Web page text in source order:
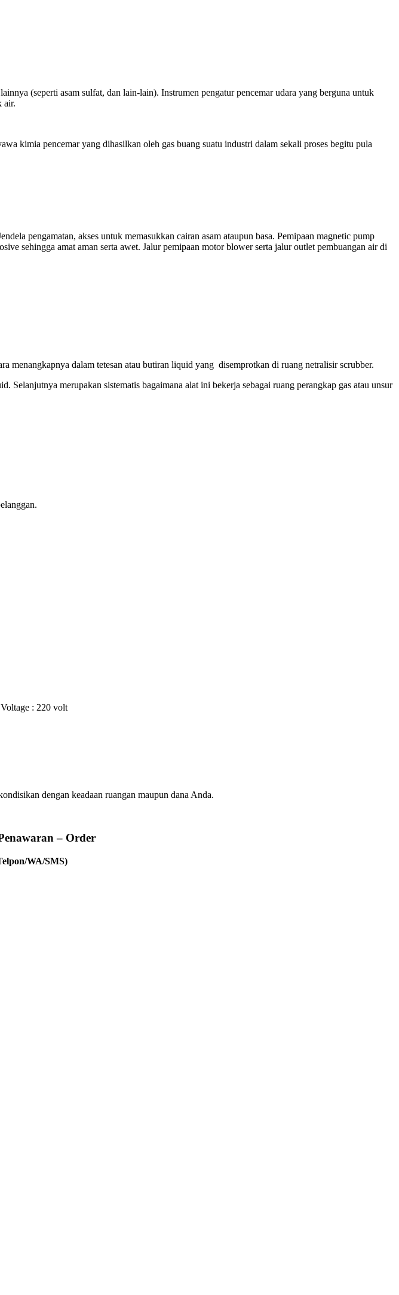
(seperti asam sulfat, dan lain-lain). Instrumen pengatur pencemar udara yang berguna untuk
air.
kimia pencemar yang dihasilkan oleh gas buang suatu industri dalam sekali proses begitu pula
pengamatan, akses untuk memasukkan cairan asam ataupun basa. Pemipaan magnetic pump
sehingga amat aman serta awet. Jalur pemipaan motor blower serta jalur outlet pembuangan air di
menangkapnya dalam tetesan atau butiran liquid yang disemprotkan di ruang netralisir scrubber.
merupakan sistematis bagaimana alat ini bekerja sebagai ruang perangkap gas atau unsur
: 220 volt
dengan keadaan ruangan maupun dana Anda.
– Order
WA/SMS)